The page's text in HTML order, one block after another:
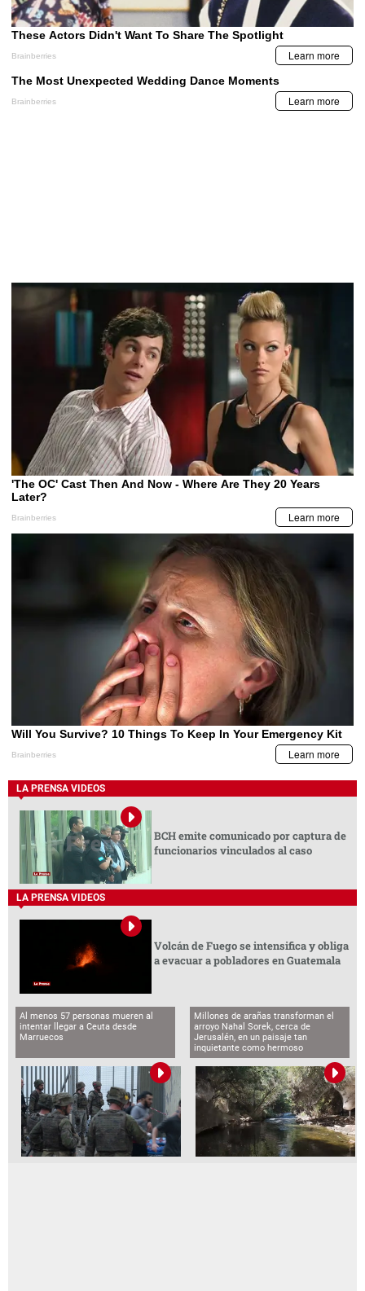
LA PRENSA VIDEOS
BCH emite comunicado por captura de
funcionarios vinculados al caso
LA PRENSA VIDEOS
Volcán de Fuego se intensifica y obliga
a evacuar a pobladores en Guatemala
Al menos 57 personas mueren al
intentar llegar a Ceuta desde
Marruecos
Millones de arañas transforman el
arroyo Nahal Sorek, cerca de
Jerusalén, en un paisaje tan
inquietante como hermoso